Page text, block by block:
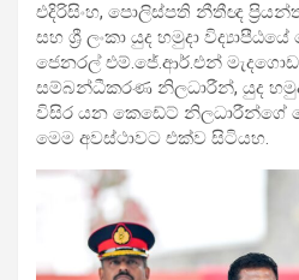
එදිරිසිංහ, පොලිස්පති නීතීඥ
සහ ශ්‍රී ලංකා යුද හමුදා
ජෙනරල් එම්.ජේ.ආර්.එන්
සම්බන්ධීකරණ නිලධාරීන්, යුද
විසිර යන කෙඩේට් නිලධාරීන්ගේ
මෙම අවස්ථාවට එක්ව සිටියහ.